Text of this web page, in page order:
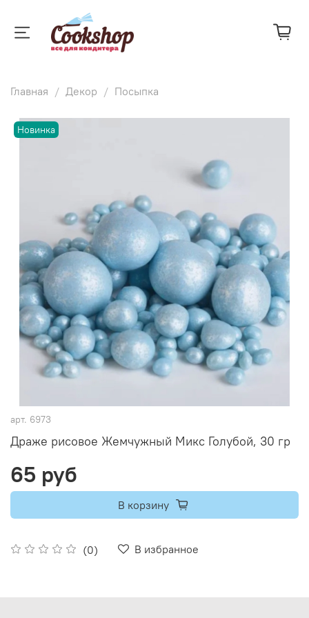
Главная Декор Посыпка
Новинка
арт. 6973
Драже рисовое Жемчужный Микс Голубой, 30 гр
(0) В избранное
65 руб
В корзину